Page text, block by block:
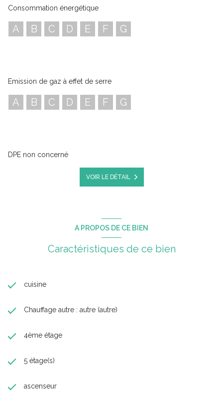
Consommation énergétique
A B C D E F G
Emission de gaz à effet de serre
A B C D E F G
DPE non concerné
VOIR LE DÉTAIL
A PROPOS DE CE BIEN
Caractéristiques de ce bien
cuisine
Chauffage autre : autre (autre)
4ème étage
5 étage(s)
ascenseur